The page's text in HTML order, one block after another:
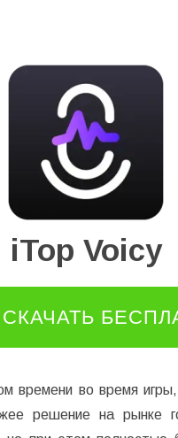
iTop Voicy
СКАЧАТЬ
времени во время
решение на рынке